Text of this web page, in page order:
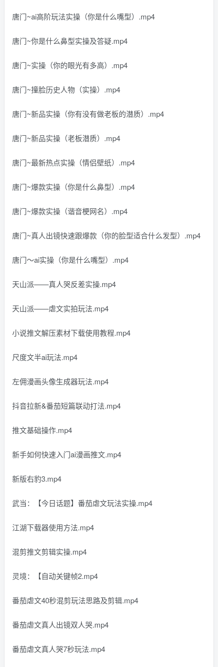
唐门~ai高阶玩法实操（你是什么嘴型）.mp4
唐门~你是什么鼻型实操及答疑.mp4
唐门~实操（你的眼光有多高）.mp4
唐门~撞脸历史人物（实操）.mp4
唐门~新品实操（你有没有做老板的潜质）.mp4
唐门~新品实操（老板潜质）.mp4
唐门~最新热点实操（情侣壁纸）.mp4
唐门~爆款实操（你是什么鼻型）.mp4
唐门~爆款实操（谐音梗网名）.mp4
唐门~真人出镜快速跟爆款（你的脸型适合什么发型）.mp4
唐门～ai实操（你是什么嘴型）.mp4
天山派——真人哭反差实操.mp4
天山派——虐文实拍玩法.mp4
小说推文解压素材下载使用教程.mp4
尺度文半ai玩法.mp4
左佣漫画头像生成器玩法.mp4
抖音拉新&番茄短篇联动打法.mp4
推文基础操作.mp4
新手如何快速入门ai漫画推文.mp4
新版右豹3.mp4
武当：【今日话题】番茄虐文玩法实操.mp4
江湖下载器使用方法.mp4
混剪推文剪辑实操.mp4
灵境：【自动关键帧2.mp4
番茄虐文40秒混剪玩法思路及剪辑.mp4
番茄虐文真人出镜双人哭.mp4
番茄虐文真人哭7秒玩法.mp4